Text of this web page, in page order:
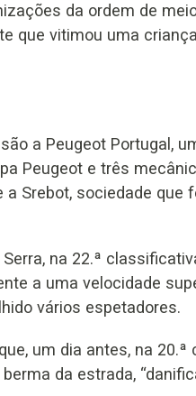
da ordem de
que vitimou uma
a Peugeot Portugal,
Peugeot e três
Srebot, sociedade que
na 22.ª
a uma velocidade
vários espetadores.
um dia antes, na
da estrada,